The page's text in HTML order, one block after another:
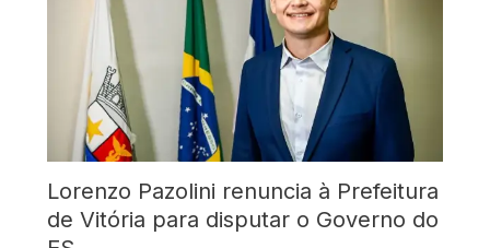
Lorenzo Pazolini renuncia à Prefeitura
de Vitória para disputar o Governo do